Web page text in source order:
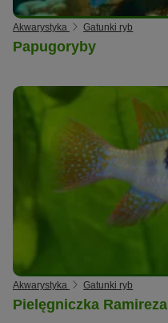
Akwarystyka Gatunki ryb
Papugoryby
Akwarystyka Gatunki ryb
Pielęgniczka Ramireza